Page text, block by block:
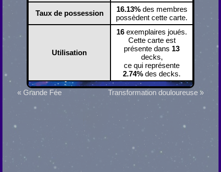
Taux de possession 16.13%des membres
possèdent cette carte.
Utilisation
16 exemplaires joués.
Cette carte est
présente dans 13
decks,
ce qui représente
2.74% des decks.
« Grande Fée Transformation douloureuse »